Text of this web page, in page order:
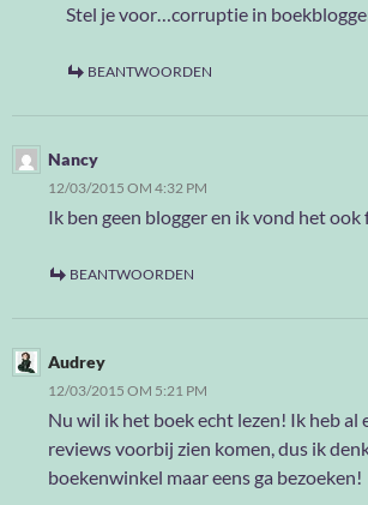
Stel je voor…corruptie in
BEANTWOORDEN
Nancy
12/03/2015 OM 4:32 PM
Ik ben geen blogger en ik vond het
BEANTWOORDEN
Audrey
12/03/2015 OM 5:21 PM
Nu wil ik het boek echt lezen! Ik heb al
reviews voorbij zien komen, dus ik
boekenwinkel maar eens ga bezoeken!